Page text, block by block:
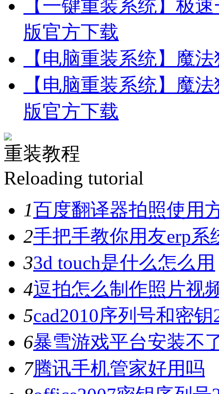
【一键重装系统】极
版官方下载
【电脑重装系统】魔
【电脑重装系统】魔
版官方下载
重装教程
Reloading tutorial
1百度翻译器拍照使用
2手把手教你用友erp系
33d touch是什么怎么用
4逗拍怎么制作照片视
5cad2010序列号和密
6暴雪游戏平台安装不
7腾讯手机管家好用吗